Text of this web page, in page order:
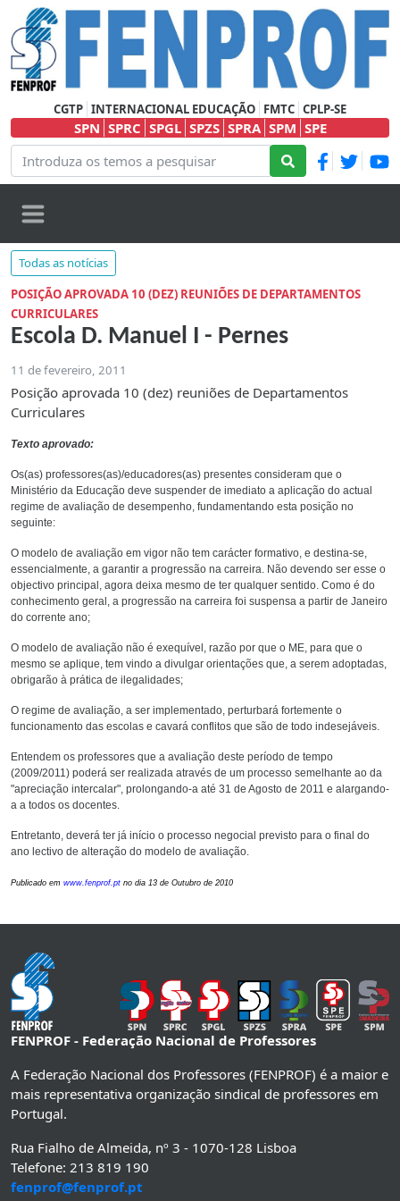
CGTP INTERNACIONAL EDUCAÇÃO FMTC CPLP-SE
SPN SPRC SPGL SPZS SPRA SPM SPE
Todas as notícias
POSIÇÃO APROVADA 10 (DEZ) REUNIÕES DE DEPARTAMENTOS
CURRICULARES
Escola D. Manuel I - Pernes
11 de fevereiro, 2011
Posição aprovada 10 (dez) reuniões de Departamentos
Curriculares
Texto aprovado:
Os(as) professores(as)/educadores(as) presentes consideram que o
Ministério da Educação deve suspender de imediato a aplicação do actual
regime de avaliação de desempenho, fundamentando esta posição no
seguinte:
O modelo de avaliação em vigor não tem carácter formativo, e destina-se,
essencialmente, a garantir a progressão na carreira. Não devendo ser esse o
objectivo principal, agora deixa mesmo de ter qualquer sentido. Como é do
conhecimento geral, a progressão na carreira foi suspensa a partir de Janeiro
do corrente ano;
O modelo de avaliação não é exequível, razão por que o ME, para que o
mesmo se aplique, tem vindo a divulgar orientações que, a serem adoptadas,
obrigarão à prática de ilegalidades;
O regime de avaliação, a ser implementado, perturbará fortemente o
funcionamento das escolas e cavará conflitos que são de todo indesejáveis.
Entendem os professores que a avaliação deste período de tempo
(2009/2011) poderá ser realizada através de um processo semelhante ao da
"apreciação intercalar", prolongando-a até 31 de Agosto de 2011 e alargando-
a a todos os docentes.
Entretanto, deverá ter já início o processo negocial previsto para o final do
ano lectivo de alteração do modelo de avaliação.
Publicado em www.fenprof.pt no dia 13 de Outubro de 2010
FENPROF - Federação Nacional de Professores
A Federação Nacional dos Professores (FENPROF) é a maior e
mais representativa organização sindical de professores em
Portugal.
Rua Fialho de Almeida, nº 3 - 1070-128 Lisboa
Telefone: 213 819 190
fenprof@fenprof.pt